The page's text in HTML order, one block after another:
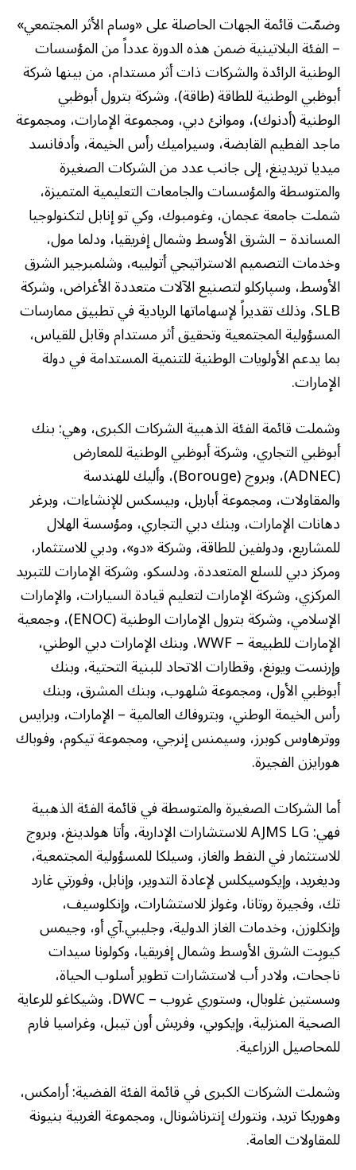
وضمّت قائمة الجهات الحاصلة على «وسام الأثر المجتمعي»
– الفئة البلاتينية ضمن هذه الدورة عدداً من المؤسسات
الوطنية الرائدة والشركات ذات أثر مستدام، من بينها شركة
أبوظبي الوطنية للطاقة (طاقة)، وشركة بترول أبوظبي
الوطنية (أدنوك)، وموانئ دبي، ومجموعة الإمارات، ومجموعة
ماجد الفطيم القابضة، وسيراميك رأس الخيمة، وأدفانسد
ميديا تريدينغ، إلى جانب عدد من الشركات الصغيرة
والمتوسطة والمؤسسات والجامعات التعليمية المتميزة،
شملت جامعة عجمان، وغومبوك، وكي تو إنابل لتكنولوجيا
المساندة – الشرق الأوسط وشمال إفريقيا، ودلما مول،
وخدمات التصميم الاستراتيجي أتولييه، وشلمبرجير الشرق
الأوسط، وسپاركلو لتصنيع الآلات متعددة الأغراض، وشركة
SLB، وذلك تقديراً لإسهاماتها الريادية في تطبيق ممارسات
المسؤولية المجتمعية وتحقيق أثر مستدام وقابل للقياس،
بما يدعم الأولويات الوطنية للتنمية المستدامة في دولة
الإمارات.
وشملت قائمة الفئة الذهبية الشركات الكبرى، وهي: بنك
أبوظبي التجاري، وشركة أبوظبي الوطنية للمعارض
(ADNEC)، وبروج (Borouge)، وأليك للهندسة
والمقاولات، ومجموعة أباريل، وبيسكس للإنشاءات، وبرغر
دهانات الإمارات، وبنك دبي التجاري، ومؤسسة الهلال
للمشاريع، ودولفين للطاقة، وشركة «دو»، ودبي للاستثمار،
ومركز دبي للسلع المتعددة، ودلسكو، وشركة الإمارات للتبريد
المركزي، وشركة الإمارات لتعليم قيادة السيارات، والإمارات
الإسلامي، وشركة بترول الإمارات الوطنية (ENOC)، وجمعية
الإمارات للطبيعة – WWF، وبنك الإمارات دبي الوطني،
وإرنست ويونغ، وقطارات الاتحاد للبنية التحتية، وبنك
أبوظبي الأول، ومجموعة شلهوب، وبنك المشرق، وبنك
رأس الخيمة الوطني، وبتروفاك العالمية – الإمارات، وبرايس
ووترهاوس كوبرز، وسيمنس إنرجي، ومجموعة تيكوم، وفوباك
هورايزن الفجيرة.
أما الشركات الصغيرة والمتوسطة في قائمة الفئة الذهبية
فهي: AJMS LG للاستشارات الإدارية، وأتا هولدينغ، وبروج
للاستثمار في النفط والغاز، وسيلكا للمسؤولية المجتمعية،
وديغريد، وإيكوسيكلس لإعادة التدوير، وإنابل، وفورتي غارد
تك، وفجيرة روتانا، وغولز للاستشارات، وإنكلوسيف،
وإنكلوزن، وخدمات الغاز الدولية، وجليبي.آي أو، وجيمس
كيوبِت الشرق الأوسط وشمال إفريقيا، وكولونا سيدات
ناجحات، ولادر أب لاستشارات تطوير أسلوب الحياة،
وسستين غلوبال، وستوري غروب – DWC، وشيكاغو للرعاية
الصحية المنزلية، وإيكوبي، وفريش أون تيبل، وغراسيا فارم
للمحاصيل الزراعية.
وشملت الشركات الكبرى في قائمة الفئة الفضية: أرامكس،
وهوريكا تريد، ونتورك إنترناشونال، ومجموعة الغربية بنيونة
للمقاولات العامة.